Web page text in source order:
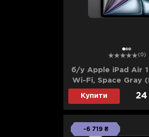
12
(0)
б/у Apple iPad Air
Wi-Fi, Space Gray
(2024)
Купити 24
-6 719 ₴